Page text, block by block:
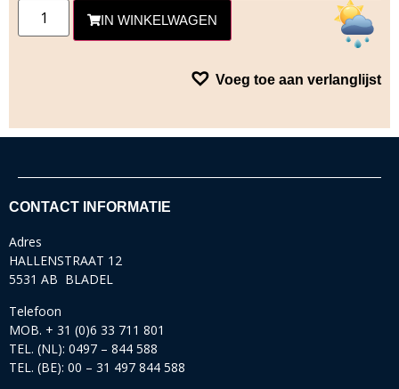
IN WINKELWAGEN
Voeg toe aan verlanglijst
CONTACT INFORMATIE
Adres
HALLENSTRAAT 12
5531 AB BLADEL
Telefoon
MOB. + 31 (0)6 33 711 801
TEL. (NL): 0497 – 844 588
TEL. (BE): 00 – 31 497 844 588